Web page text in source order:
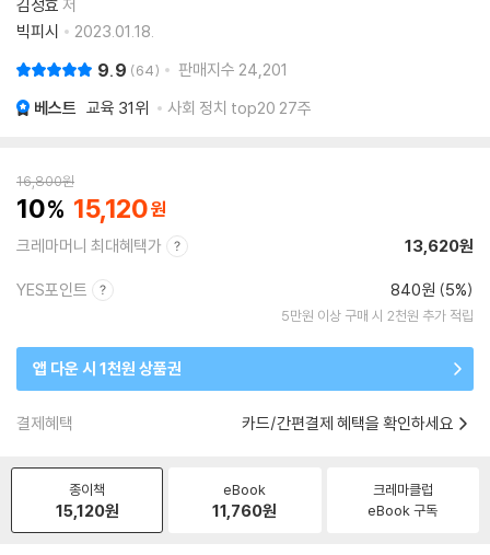
김성효 저
빅피시
2023.01.18.
9.9 64 판매지수 24,201
베스트 교육 31위 사회 정치 top20 27주
16,800원
10 15,120
크레마머니 최대혜택가 13,620원
YES포인트 840원 (5%)
5만원 이상 구매 시 2천원 추가 적립
앱 다운 시 1천원 상품권
결제혜택 카드/간편결제 혜택을 확인하세요
종이책
15,120원
eBook
11,760원
크레마클럽
eBook 구독